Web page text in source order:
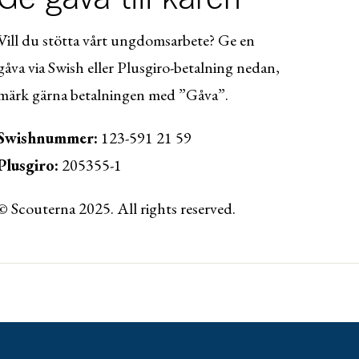
du stötta vårt ungdomsarbete? Ge en
via Swish eller Plusgiro-betalning nedan,
gärna betalningen med ”Gåva”.
123-591 21 59
205355-1
Scouterna 2025. All rights reserved.